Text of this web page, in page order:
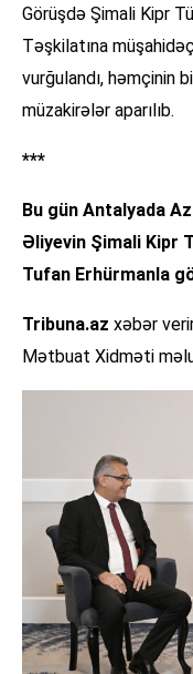
Görüşdə Şimali Kipr
Təşkilatına
vurğulandı, həmçinin
müzakirələr aparılıb.
***
Bu gün Antalyada
Əliyevin Şimali Kipr
Tufan Erhürmanla
Tribuna.az xəbər
Mətbuat Xidməti